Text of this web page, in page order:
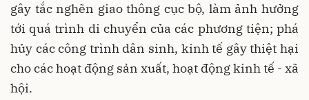
gây tắc nghẽn giao thông cục bộ, làm ảnh hưởng
tới quá trình di chuyển của các phương tiện; phá
hủy các công trình dân sinh, kinh tế gây thiệt hại
cho các hoạt động sản xuất, hoạt động kinh tế - xã
hội.